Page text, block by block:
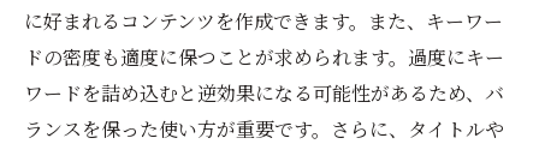
に好まれるコンテンツを作成できます。また、キーワー
ドの密度も適度に保つことが求められます。過度にキー
ワードを詰め込むと逆効果になる可能性があるため、バ
ランスを保った使い方が重要です。さらに、タイトルや